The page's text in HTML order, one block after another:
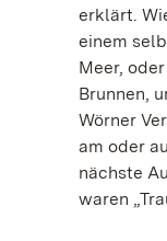
erklärt.
einem
Meer,
Brunnen,
Wörner
am oder
nächste
waren